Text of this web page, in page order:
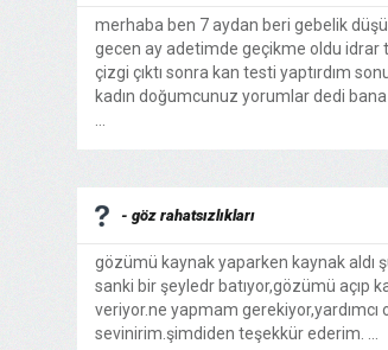
merhaba ben 7 aydan beri gebelik
gecen ay adetimde geçikme oldu idrar
çizgi çıktı sonra kan testi yaptırdım
kadın doğumcunuz yorumlar dedi bana
- göz rahatsızlıkları
gözümü kaynak yaparken kaynak aldı
sanki bir şeyledr batıyor,gözümü açıp
veriyor.ne yapmam gerekiyor,yardımcı
sevinirim.şimdiden teşekkür ederim. ...